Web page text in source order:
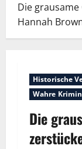
Die
Hannah
Historische
Wahre
Die